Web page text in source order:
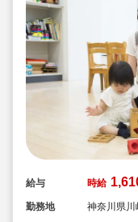
給与 時給
勤務地
神奈川県